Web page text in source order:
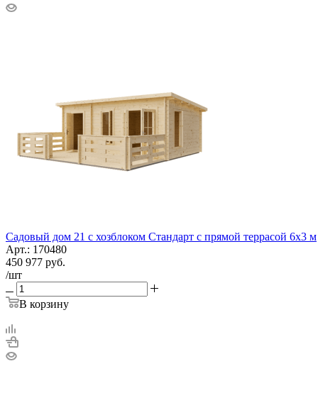
Садовый дом 21 с хозблоком Стандарт с прямой террасой 6х3 м
Арт.: 170480
450 977 руб.
/шт
В корзину